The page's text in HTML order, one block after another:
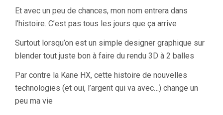
Et avec un peu de chances, mon nom entrera dans
l’histoire. C’est pas tous les jours que ça arrive
Surtout lorsqu’on est un simple designer graphique sur
blender tout juste bon à faire du rendu 3D à 2 balles
Par contre la Kane HX, cette histoire de nouvelles
technologies (et oui, l’argent qui va avec…) change un
peu ma vie